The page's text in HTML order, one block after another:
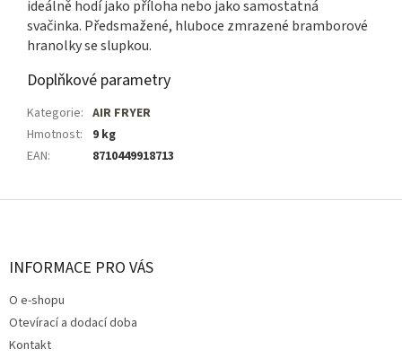
ideálně hodí jako příloha nebo jako samostatná
svačinka. Předsmažené, hluboce zmrazené bramborové
hranolky se slupkou.
Doplňkové parametry
Kategorie: AIR FRYER
Hmotnost:
9 kg
EAN: 8710449918713
Z
INFORMACE PRO VÁS
O e-shopu
Otevírací a dodací doba
Kontakt